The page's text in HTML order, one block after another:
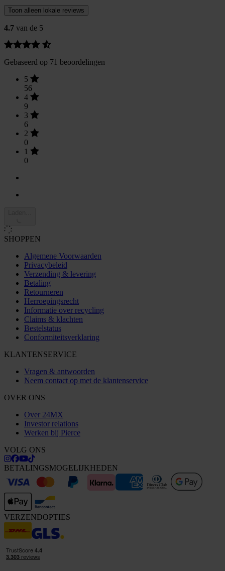
Toon alleen lokale reviews
4.7 van de 5
Gebaseerd op 71 beoordelingen
5
56
4
9
3
6
2
0
1
0
SHOPPEN
Algemene Voorwaarden
Privacybeleid
Verzending & levering
Betaling
Retourneren
Herroepingsrecht
Informatie over recycling
Claims & klachten
Bestelstatus
Conformiteitsverklaring
KLANTENSERVICE
Vragen & antwoorden
Neem contact op met de klantenservice
OVER ONS
Over 24MX
Investor relations
Werken bij Pierce
VOLG ONS
BETALINGSMOGELIJKHEDEN
VERZENDOPTIES